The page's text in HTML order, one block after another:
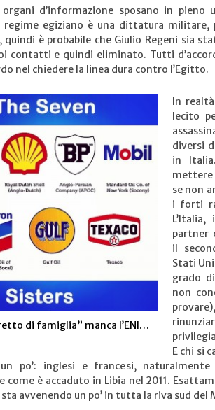
d’informazione sposano in pieno
egiziano è una dittatura militare,
quindi è probabile che Giulio Regeni sia
contatti e quindi eliminato. Tutti
nel chiedere la linea dura contro l’Egitto.
di famiglia” manca l’ENI…
In
lecito
diversi
in
se non
i forti
partner
il
Stati
grado
non
E chi si
po’: inglesi e francesi,
come è accaduto in Libia nel 2011.
sta avvenendo un po’ in tutta la riva sud del